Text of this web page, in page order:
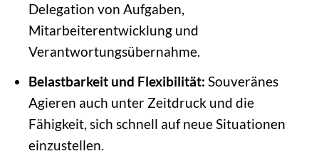
Delegation von Aufgaben,
Mitarbeiterentwicklung und
Verantwortungsübernahme.
Belastbarkeit und Flexibilität: Souveränes
Agieren auch unter Zeitdruck und die
Fähigkeit, sich schnell auf neue Situationen
einzustellen.